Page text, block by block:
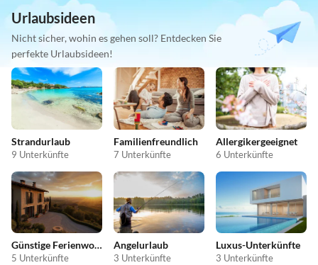
Urlaubsideen
Nicht sicher, wohin es gehen soll? Entdecken Sie
perfekte Urlaubsideen!
Strandurlaub
9 Unterkünfte
Familienfreundlich
7 Unterkünfte
Allergikergeeignet
6 Unterkünfte
Günstige Ferienwohnungen
5 Unterkünfte
Angelurlaub
3 Unterkünfte
Luxus-Unterkünfte
3 Unterkünfte